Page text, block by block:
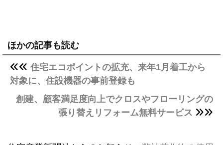
ほかの記事も読む
住宅エコポイントの拡充、来年1月着工から
対象に、住設機器の事前登録も
創建、顧客満足度向上でクロスやフローリングの
張り替えリフォーム無料サービス